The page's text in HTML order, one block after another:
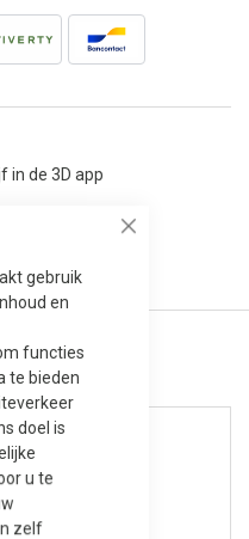
gebruik
en
functies
te bieden
doel is
u te
zelf
in de 3D app